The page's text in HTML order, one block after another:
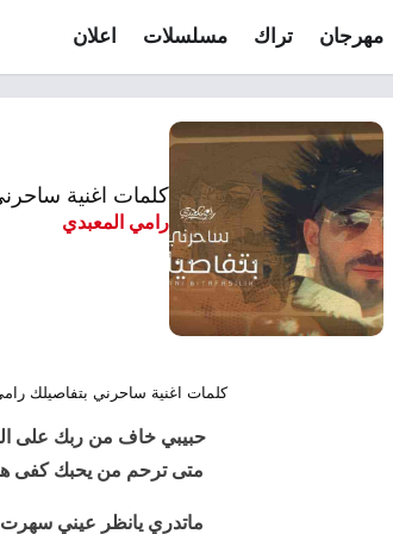
مهرجان تراك مسلسلات اعلان
كلمات اغنية
رامي المعبدي
كلمات اغنية ساحرني بتفاصيلك
حبيبي خاف من ربك على
متى ترحم من يحبك كفى
ماتدري يانظر عيني سهرت